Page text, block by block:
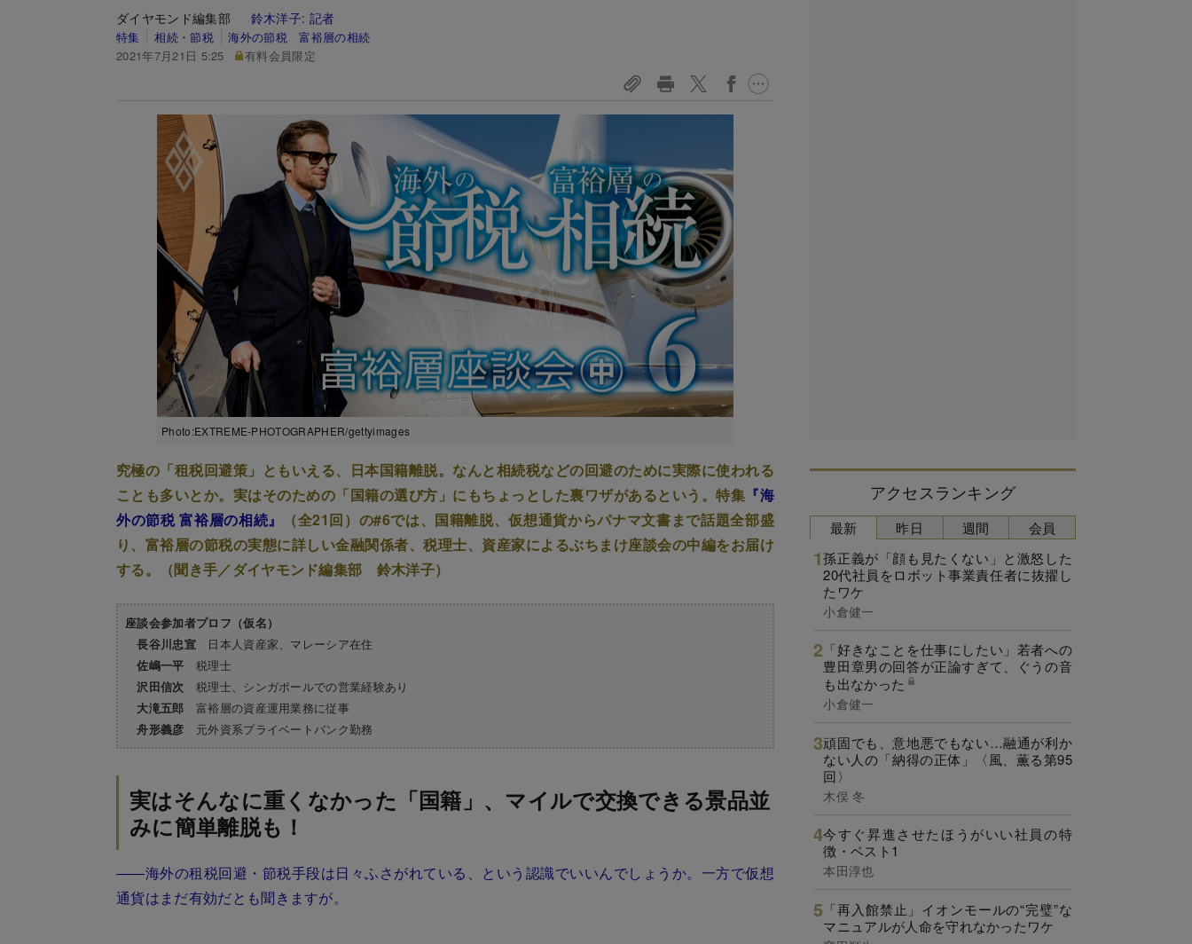
ダイヤモンド編集部 鈴木洋子: 記者
特集 相続・節税
海外の節税 富裕層の相続
2021年7月21日 5:25
有料会員限定
Photo:EXTREME-PHOTOGRAPHER/gettyimages
究極の「租税回避策」ともいえる、日本国籍離脱。なんと相続税などの回避のために実際に使われる
ことも多いとか。実はそのための「国籍の選び方」にもちょっとした裏ワザがあるという。特集 『海
外の節税 富裕層の相続』
（全21回）の#6では、国籍離脱、仮想通貨からパナマ文書まで話題全部盛
り、富裕層の節税の実態に詳しい金融関係者、税理士、資産家によるぶちまけ座談会の中編をお届け
する。（聞き手／ダイヤモンド編集部 鈴木洋子）
座談会参加者プロフ（仮名）
長谷川忠宣日本人資産家、マレーシア在住
佐嶋一平 税理士
沢田信次 税理士、シンガポールでの営業経験あり
大滝五郎 富裕層の資産運用業務に従事
舟形義彦 元外資系プライベートバンク勤務
実はそんなに重くなかった「国籍」、マイルで交換できる景品並
みに簡単離脱も！
――海外の租税回避・節税手段は日々ふさがれている、という認識でいいんでしょうか。一方で仮想
通貨はまだ有効だとも聞きますが。
アクセスランキング
最新
孫正義が「顔も見たくない」と激怒した
20代社員をロボット事業責任者に抜擢し
たワケ
小倉健一
「好きなことを仕事にしたい」若者への
豊田章男の回答が正論すぎて、ぐうの音
も出なかった
小倉健一
頑固でも、意地悪でもない…融通が利か
ない人の「納得の正体」〈風、薫る第95
回〉
木俣 冬
今すぐ昇進させたほうがいい社員の特
徴・ベスト1
本田淳也
「再入館禁止」イオンモールの“完璧”な
マニュアルが人命を守れなかったワケ
昨日 週間 会員